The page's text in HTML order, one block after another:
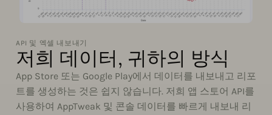
API 및 엑셀 내보내기
저희 데이터, 귀하의 방식
App Store 또는 Google Play에서 데이터를 내보내고 리포
트를 생성하는 것은 쉽지 않습니다. 저희 앱 스토어 API를
사용하여 AppTweak 및 콘솔 데이터를 빠르게 내보내 리